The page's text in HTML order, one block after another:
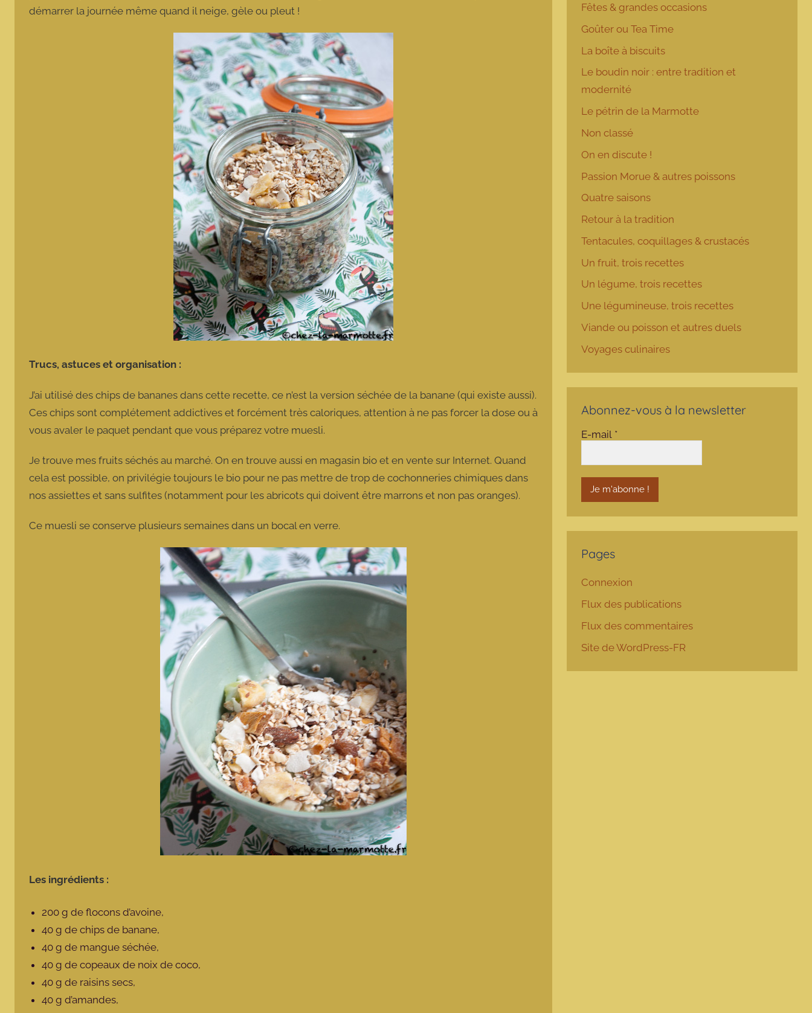
démarrer la journée même quand il neige, gèle ou pleut !
Trucs, astuces et organisation :
J’ai utilisé des chips de bananes dans cette recette, ce n’est la version séchée de la banane (qui existe aussi).
Ces chips sont complétement addictives et forcément très caloriques, attention à ne pas forcer la dose ou à
vous avaler le paquet pendant que vous préparez votre muesli.
Je trouve mes fruits séchés au marché. On en trouve aussi en magasin bio et en vente sur Internet. Quand
cela est possible, on privilégie toujours le bio pour ne pas mettre de trop de cochonneries chimiques dans
nos assiettes et sans sulfites (notamment pour les abricots qui doivent être marrons et non pas oranges).
Ce muesli se conserve plusieurs semaines dans un bocal en verre.
Les ingrédients :
200 g de flocons d’avoine,
40 g de chips de banane,
40 g de mangue séchée,
40 g de copeaux de noix de coco,
40 g de raisins secs,
40 g d’amandes,
Fêtes & grandes occasions
Goûter ou Tea Time
La boîte à biscuits
Le boudin noir : entre tradition et
modernité
Le pétrin de la Marmotte
Non classé
On en discute !
Passion Morue & autres poissons
Quatre saisons
Retour à la tradition
Tentacules, coquillages & crustacés
Un fruit, trois recettes
Un légume, trois recettes
Une légumineuse, trois recettes
Viande ou poisson et autres duels
Voyages culinaires
Abonnez-vous à la newsletter
E-mail *
Pages
Connexion
Flux des publications
Flux des commentaires
Site de WordPress-FR